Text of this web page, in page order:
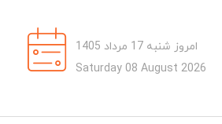
امروز شنبه 17 مرداد 1405
Saturday 08 August 2026